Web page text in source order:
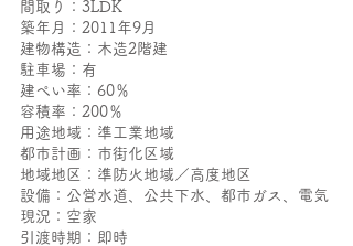
間取り：3LDK
築年月：2011年9月
建物構造：木造2階建
駐車場：有
建ぺい率：60％
容積率：200％
用途地域：準工業地域
都市計画：市街化区域
地域地区：準防火地域／高度地区
設備：公営水道、公共下水、都市ガス、電気
現況：空家
引渡時期：即時